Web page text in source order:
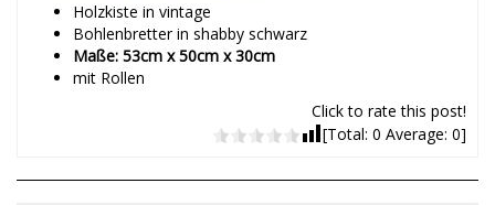
Holzkiste in vintage
Bohlenbretter in shabby schwarz
Maße: 53cm x 50cm x 30cm
mit Rollen
Click to rate this post!
[Total: 0 Average: 0]